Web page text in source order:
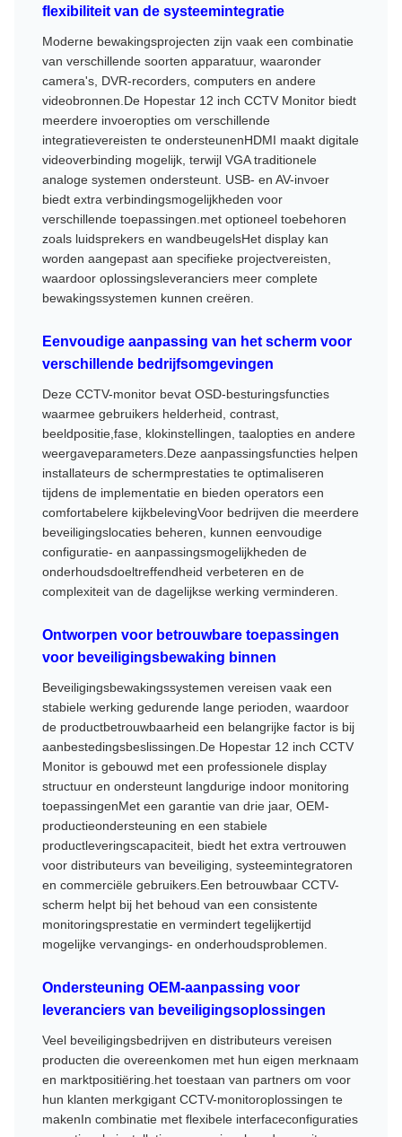
flexibiliteit van de systeemintegratie
Moderne bewakingsprojecten zijn vaak een combinatie
van verschillende soorten apparatuur, waaronder
camera's, DVR-recorders, computers en andere
videobronnen.De Hopestar 12 inch CCTV Monitor biedt
meerdere invoeropties om verschillende
integratievereisten te ondersteunenHDMI maakt digitale
videoverbinding mogelijk, terwijl VGA traditionele
analoge systemen ondersteunt. USB- en AV-invoer
biedt extra verbindingsmogelijkheden voor
verschillende toepassingen.met optioneel toebehoren
zoals luidsprekers en wandbeugelsHet display kan
worden aangepast aan specifieke projectvereisten,
waardoor oplossingsleveranciers meer complete
bewakingssystemen kunnen creëren.
Eenvoudige aanpassing van het scherm voor
verschillende bedrijfsomgevingen
Deze CCTV-monitor bevat OSD-besturingsfuncties
waarmee gebruikers helderheid, contrast,
beeldpositie,fase, klokinstellingen, taalopties en andere
weergaveparameters.Deze aanpassingsfuncties helpen
installateurs de schermprestaties te optimaliseren
tijdens de implementatie en bieden operators een
comfortabelere kijkbelevingVoor bedrijven die meerdere
beveiligingslocaties beheren, kunnen eenvoudige
configuratie- en aanpassingsmogelijkheden de
onderhoudsdoeltreffendheid verbeteren en de
complexiteit van de dagelijkse werking verminderen.
Ontworpen voor betrouwbare toepassingen
voor beveiligingsbewaking binnen
Beveiligingsbewakingssystemen vereisen vaak een
stabiele werking gedurende lange perioden, waardoor
de productbetrouwbaarheid een belangrijke factor is bij
aanbestedingsbeslissingen.De Hopestar 12 inch CCTV
Monitor is gebouwd met een professionele display
structuur en ondersteunt langdurige indoor monitoring
toepassingenMet een garantie van drie jaar, OEM-
productieondersteuning en een stabiele
productleveringscapaciteit, biedt het extra vertrouwen
voor distributeurs van beveiliging, systeemintegratoren
en commerciële gebruikers.Een betrouwbaar CCTV-
scherm helpt bij het behoud van een consistente
monitoringsprestatie en vermindert tegelijkertijd
mogelijke vervangings- en onderhoudsproblemen.
Ondersteuning OEM-aanpassing voor
leveranciers van beveiligingsoplossingen
Veel beveiligingsbedrijven en distributeurs vereisen
producten die overeenkomen met hun eigen merknaam
en marktpositiëring.het toestaan van partners om voor
hun klanten merkgigant CCTV-monitoroplossingen te
makenIn combinatie met flexibele interfaceconfiguraties